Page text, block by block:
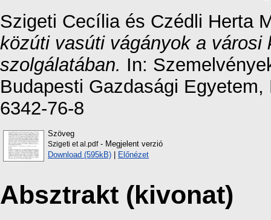
Szigeti Cecíliaés Czédli Herta
közúti vasúti vágányok a
szolgálatában. In:
Budapesti Gazdasági
6342-76-8
Szöveg
Szigeti et al.pdf- Megjelent verzió
Download (595kB) | Előnézet
Absztrakt (kivonat)